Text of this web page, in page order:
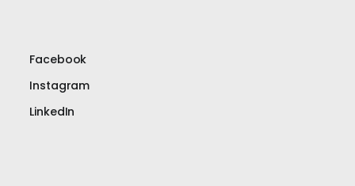
Facebook
Instagram
LinkedIn